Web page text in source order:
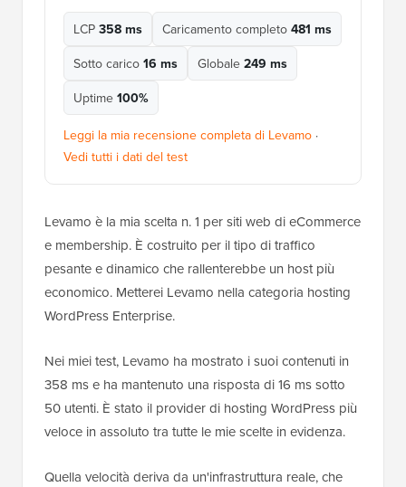
LCP 358 ms Caricamento completo 481 ms
Sotto carico 16 ms Globale 249 ms
Uptime 100%
Leggi la mia recensione completa di Levamo ·
Vedi tutti i dati del test
Levamo è la mia scelta n. 1 per siti web di eCommerce
e membership. È costruito per il tipo di traffico
pesante e dinamico che rallenterebbe un host più
economico. Metterei Levamo nella categoria hosting
WordPress Enterprise.
Nei miei test, Levamo ha mostrato i suoi contenuti in
358 ms e ha mantenuto una risposta di 16 ms sotto
50 utenti. È stato il provider di hosting WordPress più
veloce in assoluto tra tutte le mie scelte in evidenza.
Quella velocità deriva da un'infrastruttura reale, che